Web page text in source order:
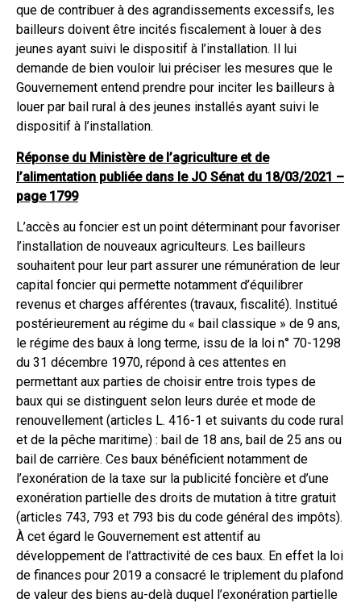
que de contribuer à des agrandissements excessifs, les
bailleurs doivent être incités fiscalement à louer à des
jeunes ayant suivi le dispositif à l’installation. Il lui
demande de bien vouloir lui préciser les mesures que le
Gouvernement entend prendre pour inciter les bailleurs à
louer par bail rural à des jeunes installés ayant suivi le
dispositif à l’installation.
Réponse du Ministère de l’agriculture et de
l’alimentation publiée dans le JO Sénat du 18/03/2021 –
page 1799
L’accès au foncier est un point déterminant pour favoriser
l’installation de nouveaux agriculteurs. Les bailleurs
souhaitent pour leur part assurer une rémunération de leur
capital foncier qui permette notamment d’équilibrer
revenus et charges afférentes (travaux, fiscalité). Institué
postérieurement au régime du « bail classique » de 9 ans,
le régime des baux à long terme, issu de la loi n° 70-1298
du 31 décembre 1970, répond à ces attentes en
permettant aux parties de choisir entre trois types de
baux qui se distinguent selon leurs durée et mode de
renouvellement (articles L. 416-1 et suivants du code rural
et de la pêche maritime) : bail de 18 ans, bail de 25 ans ou
bail de carrière. Ces baux bénéficient notamment de
l’exonération de la taxe sur la publicité foncière et d’une
exonération partielle des droits de mutation à titre gratuit
(articles 743, 793 et 793 bis du code général des impôts).
À cet égard le Gouvernement est attentif au
développement de l’attractivité de ces baux. En effet la loi
de finances pour 2019 a consacré le triplement du plafond
de valeur des biens au-delà duquel l’exonération partielle